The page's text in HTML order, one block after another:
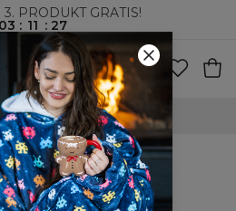
3. PRODUKT GRATIS!
03 : 11 : 27
VERDENSOMSPENNENDE FRAKT